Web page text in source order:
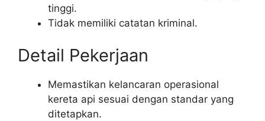
tinggi.
Tidak memiliki catatan kriminal.
Detail Pekerjaan
Memastikan kelancaran operasional
kereta api sesuai dengan standar yang
ditetapkan.